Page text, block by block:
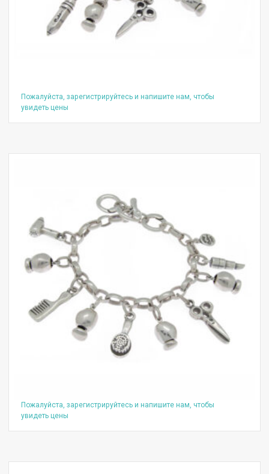
Пожалуйста, зарегистрируйтесь и напишите нам, чтобы
увидеть цены
Пожалуйста, зарегистрируйтесь и напишите нам, чтобы
увидеть цены